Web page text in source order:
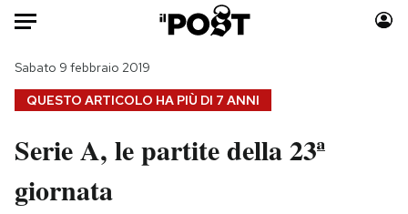
HOME
Italia
Politica
Moda
QUESTO ARTICOLO HA PIÙ DI 7 ANNI
Sabato 9 febbraio 2019
Serie A, le partite della 23ª
giornata